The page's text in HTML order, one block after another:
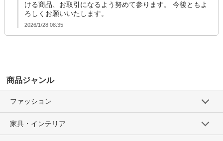
ける商品、お取引になるよう努めて参ります。 今後ともよ
ろしくお願いいたします。
2026/1/28 08:35
商品ジャンル
ファッション
家具・インテリア